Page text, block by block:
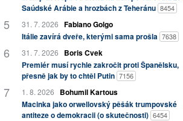
Saúdské Arábie a hrozbách z Teheránu 8454
31. 7. 2026 Fabiano Golgo
Itálie zavírá dveře, kterými sama prošla 7638
31. 7. 2026
Boris Cvek
Premiér musí rychle zakročit proti Španělsku,
přesně jak by to chtěl Putin 7156
1. 8. 2026
Bohumil Kartous
Macinka jako orwellovský pěšák trumpovské
antiteze o demokracii (o skutečnosti) 6454